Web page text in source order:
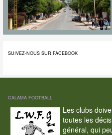
SUIVEZ-NOUS SUR FACEBOOK
CALAMA FOOTBALL
Les clubs
toutes les
général, qui